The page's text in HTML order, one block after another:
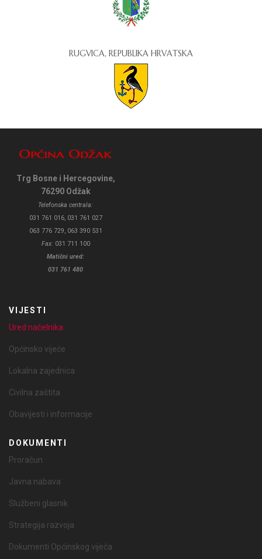
RUGVICA, REPUBLIKA HRVATSKA
Trg Bosne i Hercegovine,
76290 Odžak
Telefonska centrala:
031 761 016, 031 761 027
063 776 729, 063 390 531
Fax: 031 711 100
Matični ured:
031 761 480
VIJESTI
Ured načelnika
Općinsko vijeće
Lokalna zajednica
Civilna zaštita
Obavijesti i informacije
DOKUMENTI
Proračun
Javna nabava
Službeni glasnik
Strategija razvoja
Dokumenti Općinskog vijeća